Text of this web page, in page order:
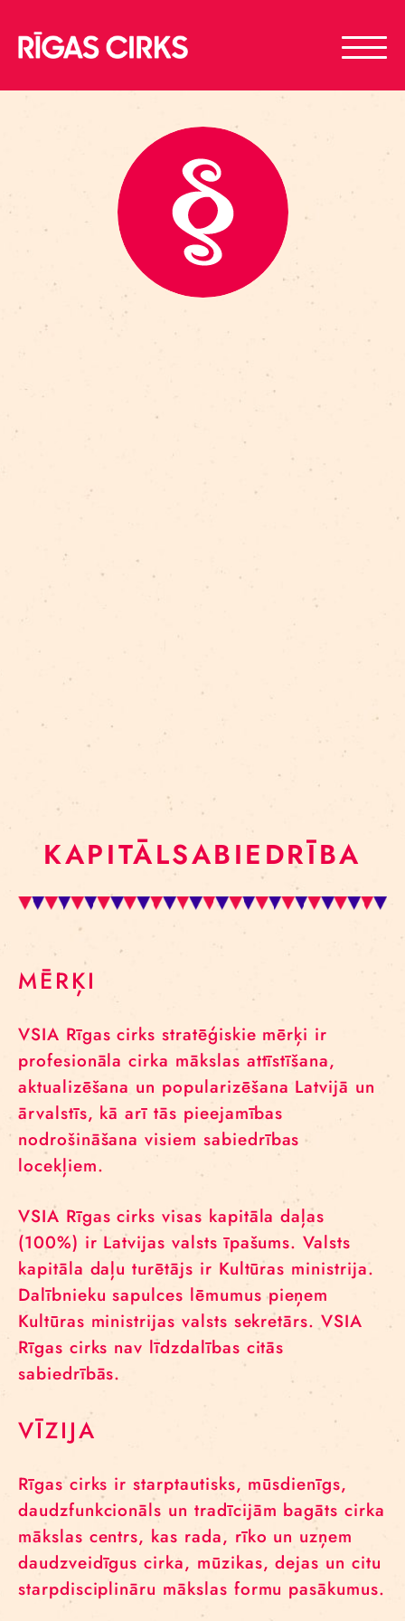
KAPITĀLSABIEDRĪBA
MĒRĶI
VSIA Rīgas cirks stratēģiskie mērķi ir
profesionāla cirka mākslas attīstīšana,
aktualizēšana un popularizēšana Latvijā un
ārvalstīs, kā arī tās pieejamības
nodrošināšana visiem sabiedrības
locekļiem.
VSIA Rīgas cirks visas kapitāla daļas
(100%) ir Latvijas valsts īpašums. Valsts
kapitāla daļu turētājs ir Kultūras ministrija.
Dalībnieku sapulces lēmumus pieņem
Kultūras ministrijas valsts sekretārs. VSIA
Rīgas cirks nav līdzdalības citās
sabiedrībās.
VĪZIJA
Rīgas cirks ir starptautisks, mūsdienīgs,
daudzfunkcionāls un tradīcijām bagāts cirka
mākslas centrs, kas rada, rīko un uzņem
daudzveidīgus cirka, mūzikas, dejas un citu
starpdisciplināru mākslas formu pasākumus.